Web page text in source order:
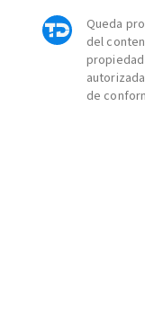
Queda
del
propiedad
de